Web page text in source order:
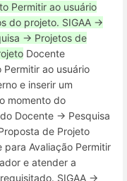
Permitir ao usuário
do projeto. SIGAA →
→ Projetos de
Docente
ao usuário
e inserir um
momento do
Docente → Pesquisa
de Projeto
para Avaliação Permitir
e atender a
SIGAA →